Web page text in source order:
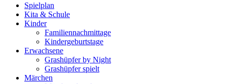
Spielplan
Kita & Schule
Kinder
Familiennachmittage
Kindergeburtstage
Erwachsene
Grashüpfer by Night
Grashüpfer spielt
Märchen